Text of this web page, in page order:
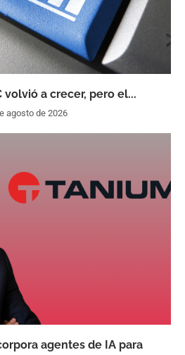
volvió a crecer, pero el...
agosto de 2026
agentes de IA para